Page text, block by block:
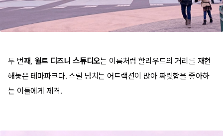
두 번째,월트 디즈니 스튜디오는 이름처럼 할리우드의 거리를 재현
해놓은 테마파크다. 스릴 넘치는 어트랙션이 많아 짜릿함을 좋아하
는 이들에게 제격.